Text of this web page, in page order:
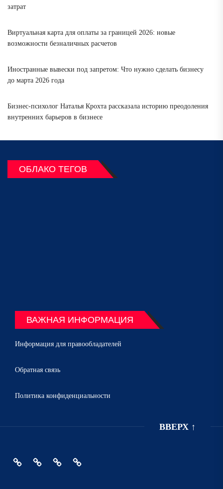
затрат
Виртуальная карта для оплаты за границей 2026: новые
возможности безналичных расчетов
Иностранные вывески под запретом: Что нужно сделать бизнесу
до марта 2026 года
Бизнес-психолог Наталья Крохта рассказала историю преодоления
внутренних барьеров в бизнесе
ОБЛАКО ТЕГОВ
ВАЖНАЯ ИНФОРМАЦИЯ
Информация для правообладателей
Обратная связь
Политика конфиденциальности
ВВЕРХ ↑
ГлавнаяПолитикаИнформация
Обратная